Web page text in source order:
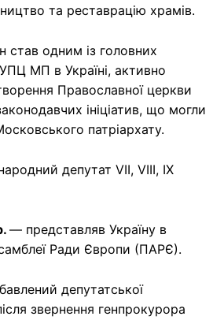
та реставрацію храмів.
став одним із головних
УПЦ МП в Україні, активно
Православної церкви
ініціатив, що могли
патріархату.
депутат VII, VIII, IX
— представляв Україну в
Ради Європи (ПАРЄ).
депутатської
звернення генпрокурора